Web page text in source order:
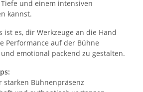
und einem intensiven
kannst.
ist es, dir Werkzeuge an die Hand
Performance auf der Bühne
emotional packend zu gestalten.
starken Bühnenpräsenz